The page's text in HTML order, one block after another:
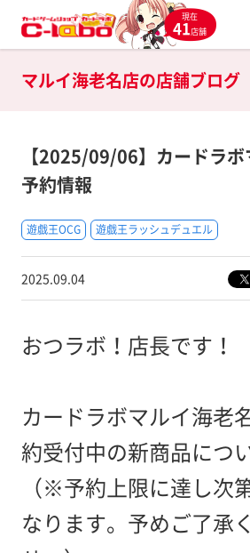
現在
41店舗
マルイ海老名店の店舗ブログ
【2025/09/06】カードラ
予約情報
遊戯王OCG 遊戯王ラッシュデュエル
2025.09.04
おつラボ！店長です！
カードラボマルイ海老
約受付中の新商品につ
（※予約上限に達し次
なります。予めご了承